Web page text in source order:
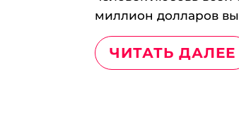
миллион долларов
ЧИТАТЬ ДАЛЕЕ